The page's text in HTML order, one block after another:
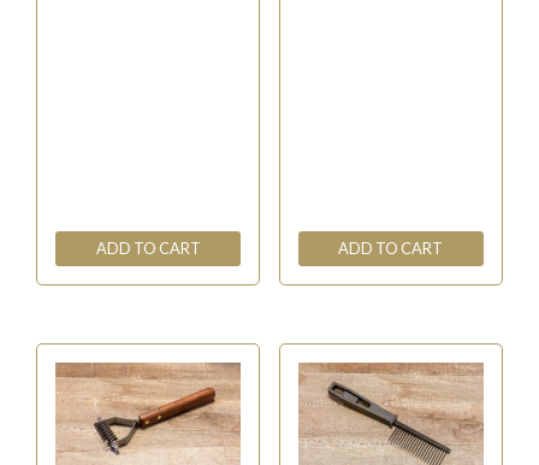
ADD TO CART ADD TO CART